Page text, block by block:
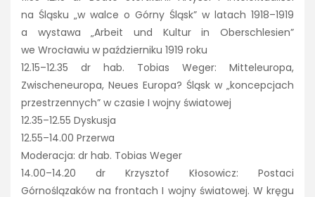
na Śląsku „w walce o Górny Śląsk” w latach 1918–1919
a wystawa „Arbeit und Kultur in Oberschlesien”
we Wrocławiu w październiku 1919 roku
12.15–12.35 dr hab. Tobias Weger: Mitteleuropa,
Zwischeneuropa, Neues Europa? Śląsk w „koncepcjach
przestrzennych” w czasie I wojny światowej
12.35–12.55 Dyskusja
12.55–14.00 Przerwa
Moderacja: dr hab. Tobias Weger
14.00–14.20 dr Krzysztof Kłosowicz: Postaci
Górnoślązaków na frontach I wojny światowej. W kręgu